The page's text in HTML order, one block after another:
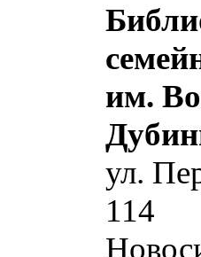
им.
ул.
114